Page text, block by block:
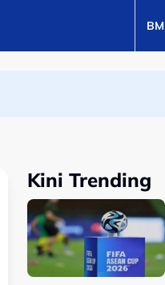
BM
Kini Trending